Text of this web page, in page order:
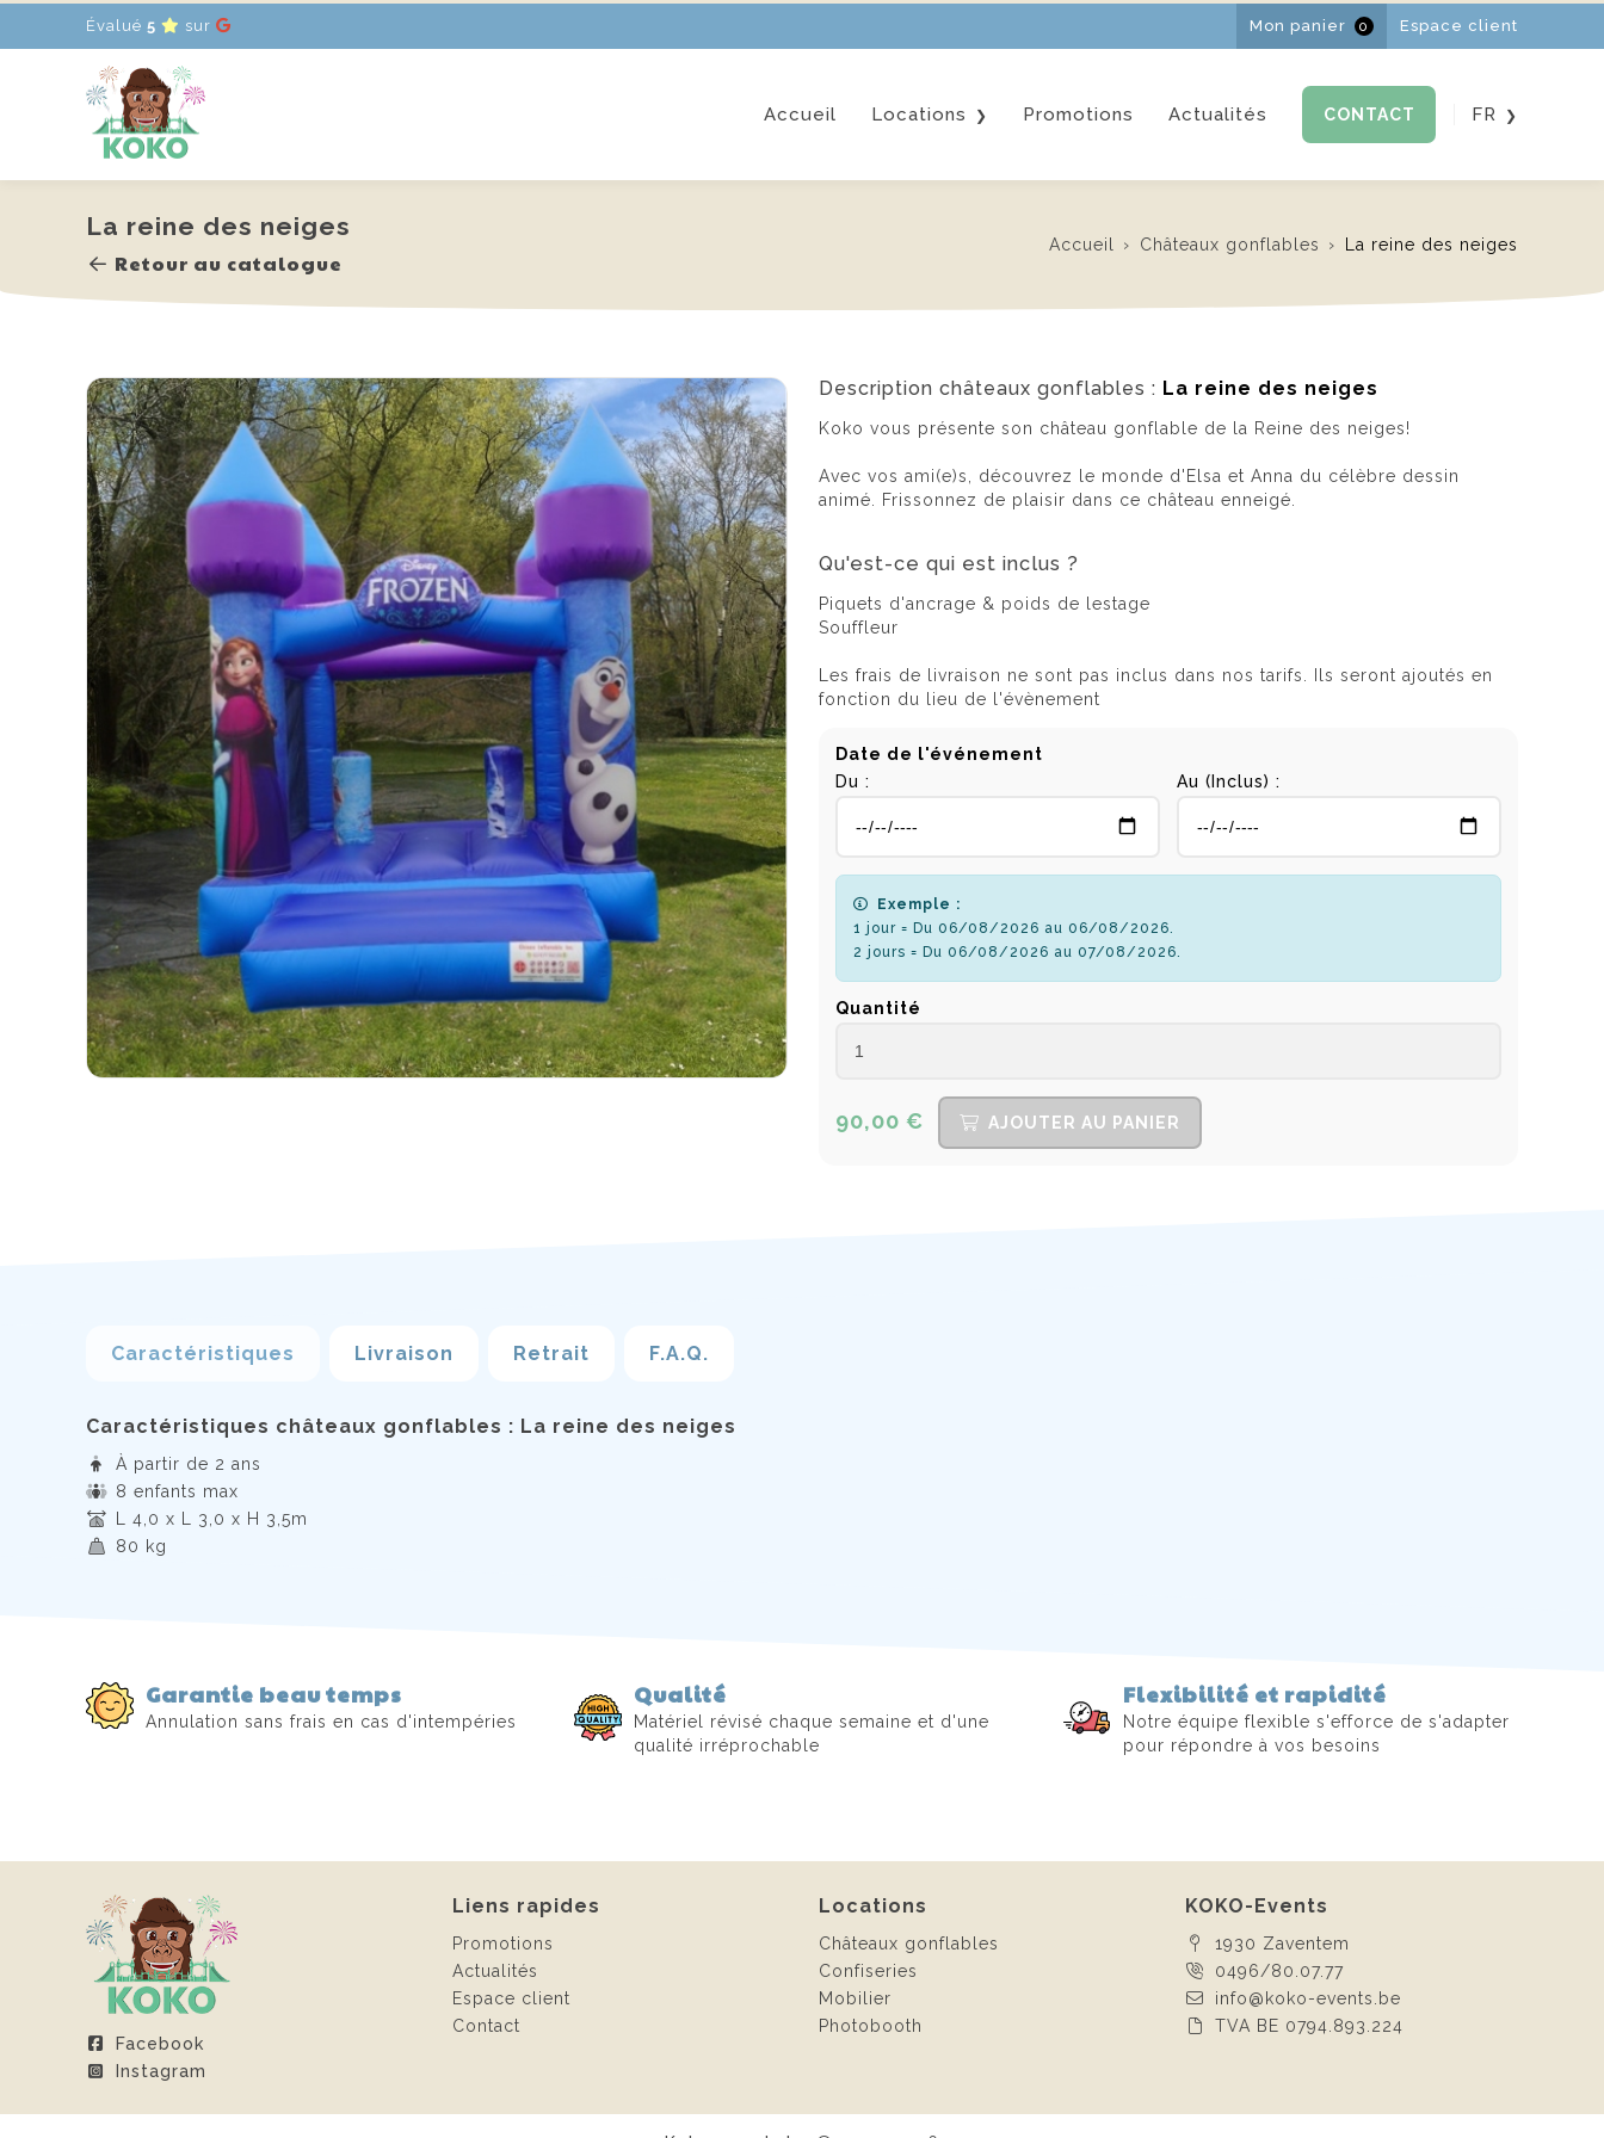
Évalué 5 sur Mon panier 0 Espace client
Accueil Locations Promotions Actualités CONTACT FR
La reine des neiges
Retour au catalogue
Accueil Châteaux gonflables La reine des neiges
Description châteaux gonflables : La reine des neiges
Koko vous présente son château gonflable de la Reine des neiges!
Avec vos ami(e)s, découvrez le monde d'Elsa et Anna du célèbre dessin
animé. Frissonnez de plaisir dans ce château enneigé.
Qu'est-ce qui est inclus ?
Piquets d'ancrage & poids de lestage
Souffleur
Les frais de livraison ne sont pas inclus dans nos tarifs. Ils seront ajoutés en
fonction du lieu de l'évènement
Date de l'événement
Du :
Au (Inclus) :
Exemple :
1 jour = Du 06/08/2026 au 06/08/2026.
2 jours = Du 06/08/2026 au 07/08/2026.
Quantité
90,00 € AJOUTER AU PANIER
Caractéristiques Livraison Retrait F.A.Q.
Caractéristiques châteaux gonflables : La reine des neiges
À partir de 2 ans
8 enfants max
L 4,0 x L 3,0 x H 3,5m
80 kg
Garantie beau temps
Annulation sans frais en cas d'intempéries
Qualité
Matériel révisé chaque semaine et d'une
qualité irréprochable
Flexibilité et rapidité
Notre équipe flexible s'efforce de s'adapter
pour répondre à vos besoins
Facebook
Instagram
Liens rapides
Promotions
Actualités
Espace client
Contact
Locations
Châteaux gonflables
Confiseries
Mobilier
Photobooth
KOKO-Events
1930 Zaventem
0496/80.07.77
info@koko-events.be
TVA BE 0794.893.224
Accueil
Locations
Promotions
Actualités
EN